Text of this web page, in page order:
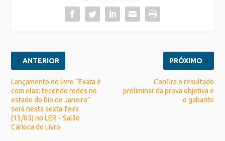
ANTERIOR
Lançamento do livro “Exata é
com elas: tecendo redes no
estado do Rio de Janeiro”
será nesta sexta-feira
(13/05) no LER – Salão
Carioca do Livro
PRÓXIMO
Confira o resultado
preliminar da prova objetiva e
o gabarito